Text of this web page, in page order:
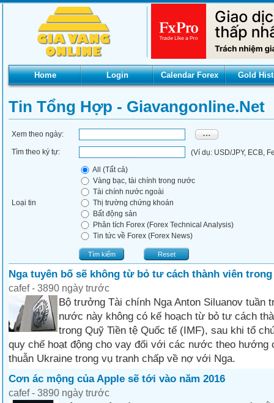
Home Login Calendar Forex Gold
Tin Tổng Hợp - Giavangonline.net
Xem theo ngày:
Tìm theo ký tự: (Ví dụ: USD/JPY, ECB,
Loại tin
All (Tất cả)
Vàng bạc, tài chính trong nước
Tài chính nước ngoài
Thị trường chứng khoán
Bất động sản
Phân tích Forex (Forex Technical Analysis)
Tin tức về Forex (Forex News)
Tìm kiếm Reset
Nga tuyên bố sẽ không từ bỏ tư cách thành viên trong
cafef - 3890 ngày trước
Bộ trưởng Tài chính Nga Anton Siluanov tuần
nước này không có kế hoạch từ bỏ tư cách
trong Quỹ Tiền tệ Quốc tế (IMF), sau khi tổ
quy chế hoạt động cho vay đối với các nước theo hướng
thuẫn Ukraine trong vụ tranh chấp về nợ với Nga.
Cơn ác mộng của Apple sẽ tới vào năm 2016
cafef - 3890 ngày trước